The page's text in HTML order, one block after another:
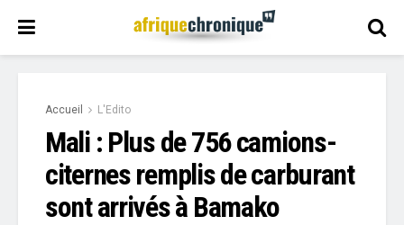
Accueil L'Edito
Mali : Plus de 756 camions-
citernes remplis de carburant
sont arrivés à Bamako